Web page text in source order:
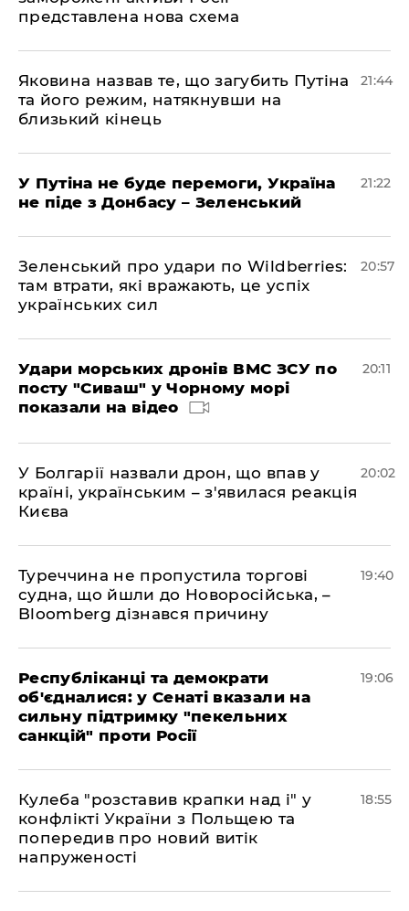
представлена ​​нова схема
Яковина назвав те, що загубить Путіна
та його режим, натякнувши на
близький кінець
21:44
У Путіна не буде перемоги, Україна
не піде з Донбасу – Зеленський
21:22
Зеленський про удари по Wildberries:
там втрати, які вражають, це успіх
українських сил
20:57
Удари морських дронів ВМС ЗСУ по
посту "Сиваш" у Чорному морі
показали на відео
20:11
У Болгарії назвали дрон, що впав у
країні, українським – з'явилася реакція
Києва
20:02
Туреччина не пропустила торгові
судна, що йшли до Новоросійська, –
Bloomberg дізнався причину
19:40
Республіканці та демократи
об'єдналися: у Сенаті вказали на
сильну підтримку "пекельних
санкцій" проти Росії
19:06
Кулеба "розставив крапки над і" у
конфлікті України з Польщею та
попередив про новий витік
напруженості
18:55